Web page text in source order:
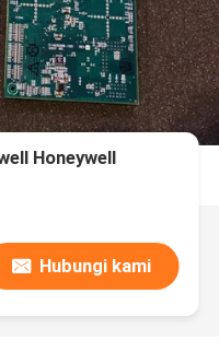
Honeywell
Hubungi kami